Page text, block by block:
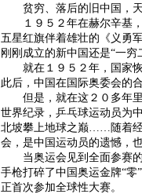
贫穷、落后的旧中国，天
１９５２年在赫尔辛基，
五星红旗伴着雄壮的《义勇
刚刚成立的新中国还是“一
就在１９５２年，国家恢
此后，中国在国际奥委会的
但是，就在这２０多年里
世界纪录，乒乓球运动员为
北坡攀上地球之巅……随着经
会，是中国运动员的遗憾，
当奥运会见到全面参赛的
手枪打碎了中国奥运金牌“
正首次参加全球性大赛。